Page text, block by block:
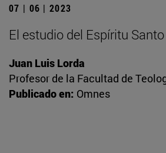
07 | 06 | 2023
El estudio del Espíritu Santo
Juan Luis Lorda
Profesor de la Facultad de
Publicado en: Omnes